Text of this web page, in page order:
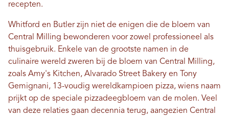
recepten.
Whitford en Butler zijn niet de enigen die de bloem van
Central Milling bewonderen voor zowel professioneel als
thuisgebruik. Enkele van de grootste namen in de
culinaire wereld zweren bij de bloem van Central Milling,
zoals Amy's Kitchen, Alvarado Street Bakery en Tony
Gemignani, 13-voudig wereldkampioen pizza, wiens naam
prijkt op de speciale pizzadeegbloem van de molen. Veel
van deze relaties gaan decennia terug, aangezien Central